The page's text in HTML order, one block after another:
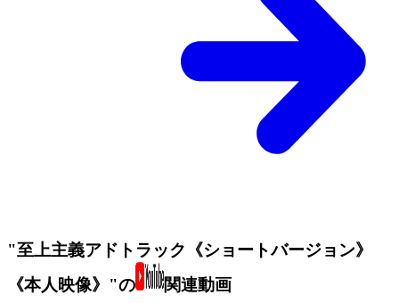
"至上主義アドトラック《ショートバージョン》
《本人映像》"の
関連動画